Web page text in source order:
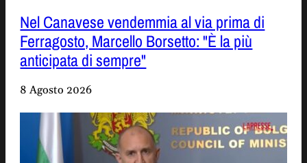
Nel Canavese vendemmia al via prima di
Ferragosto, Marcello Borsetto: "È la più
anticipata di sempre"
8 Agosto 2026